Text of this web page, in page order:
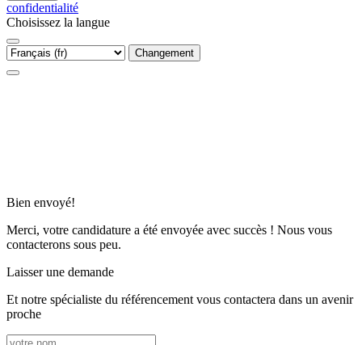
confidentialité
Choisissez la langue
Changement
Bien envoyé!
Merci, votre candidature a été envoyée avec succès ! Nous vous
contacterons sous peu.
Laisser une demande
Et notre spécialiste du référencement vous contactera dans un avenir
proche